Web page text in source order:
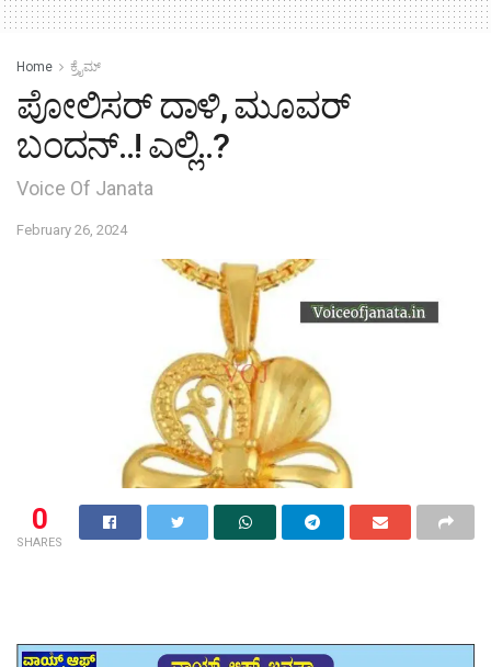
Home ಕ್ರೈಮ್‌
ಪೋಲಿಸರ್ ದಾಳಿ, ಮೂವರ್
ಬಂದನ್..! ಎಲ್ಲಿ..?
Voice Of Janata
February 26, 2024
0
SHARES